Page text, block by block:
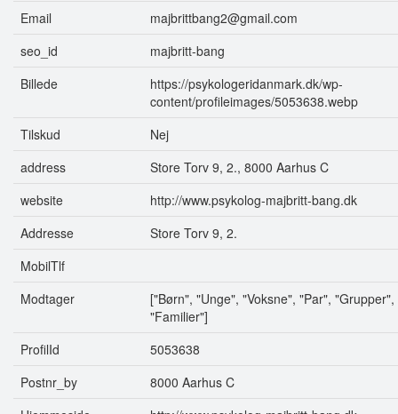
Email
majbrittbang2@gmail.com
seo_id
majbritt-bang
Billede
https://psykologeridanmark.dk/wp-
content/profileimages/5053638.webp
Tilskud
Nej
address
Store Torv 9, 2., 8000 Aarhus C
website
http://www.psykolog-majbritt-bang.dk
Addresse
Store Torv 9, 2.
MobilTlf
Modtager
["Børn", "Unge", "Voksne", "Par", "Grupper",
"Familier"]
ProfilId
5053638
Postnr_by
8000 Aarhus C